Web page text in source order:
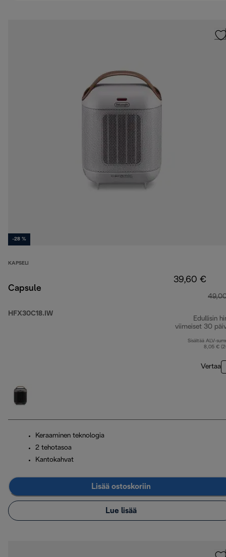
-28 %
KAPSELI
Capsule
HFX30C18.IW
39,60 €
Edullisin
viimeiset 30
Sisältää ALV-
8,05 €
Vertaa
Keraaminen teknologia
2 tehotasoa
Kantokahvat
Lisää ostoskoriin
Lue lisää